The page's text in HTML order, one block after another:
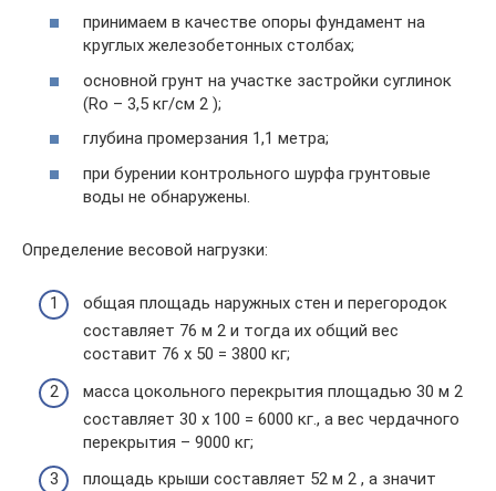
принимаем в качестве опоры фундамент на
круглых железобетонных столбах;
основной грунт на участке застройки суглинок
(Ro – 3,5 кг/см 2 );
глубина промерзания 1,1 метра;
при бурении контрольного шурфа грунтовые
воды не обнаружены.
Определение весовой нагрузки:
общая площадь наружных стен и перегородок
составляет 76 м 2 и тогда их общий вес
составит 76 х 50 = 3800 кг;
масса цокольного перекрытия площадью 30 м 2
составляет 30 х 100 = 6000 кг., а вес чердачного
перекрытия – 9000 кг;
площадь крыши составляет 52 м 2 , а значит